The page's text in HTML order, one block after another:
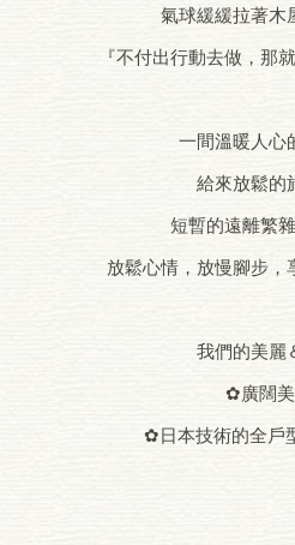
氣球緩緩拉著木
『不付出行動去做，那
一間溫暖人心
給來放鬆的
短暫的遠離繁
放鬆心情，放慢腳步，
我們的美麗
✿廣闊
✿日本技術的全戶